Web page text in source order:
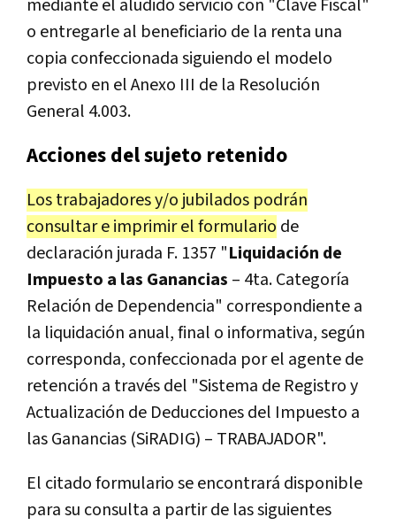
mediante el aludido servicio con "Clave Fiscal"
o entregarle al beneficiario de la renta una
copia confeccionada siguiendo el modelo
previsto en el Anexo III de la Resolución
General 4.003.
Acciones del sujeto retenido
Los trabajadores y/o jubilados podrán
consultar e imprimir el formulario de
declaración jurada F. 1357 "Liquidación de
Impuesto a las Ganancias – 4ta. Categoría
Relación de Dependencia" correspondiente a
la liquidación anual, final o informativa, según
corresponda, confeccionada por el agente de
retención a través del "Sistema de Registro y
Actualización de Deducciones del Impuesto a
las Ganancias (SiRADIG) – TRABAJADOR".
El citado formulario se encontrará disponible
para su consulta a partir de las siguientes